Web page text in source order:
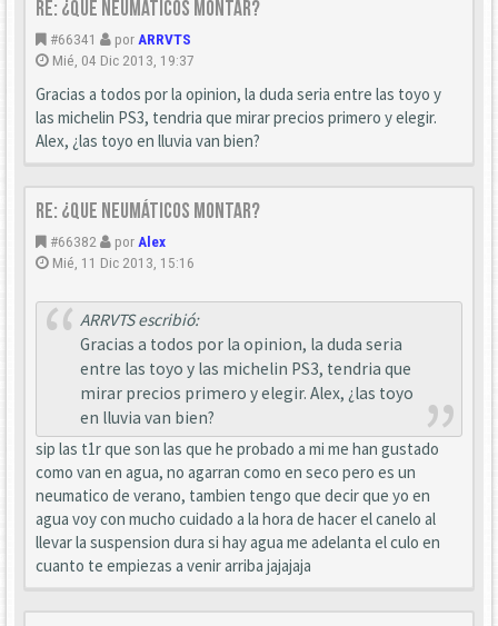
Re: ¿que neumáticos montar?
#66341 por ARRVTS
Mié, 04 Dic 2013, 19:37
Gracias a todos por la opinion, la duda seria entre las toyo y
las michelin PS3, tendria que mirar precios primero y elegir.
Alex, ¿las toyo en lluvia van bien?
Re: ¿que neumáticos montar?
#66382 por Alex
Mié, 11 Dic 2013, 15:16
ARRVTS escribió:
Gracias a todos por la opinion, la duda seria
entre las toyo y las michelin PS3, tendria que
mirar precios primero y elegir. Alex, ¿las toyo
en lluvia van bien?
sip las t1r que son las que he probado a mi me han gustado
como van en agua, no agarran como en seco pero es un
neumatico de verano, tambien tengo que decir que yo en
agua voy con mucho cuidado a la hora de hacer el canelo al
llevar la suspension dura si hay agua me adelanta el culo en
cuanto te empiezas a venir arriba jajajaja